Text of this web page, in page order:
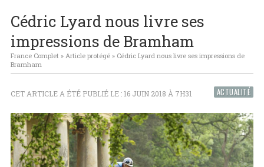
indoor reviennent le 23 Janvier 2027 !
Cédric Lyard nous livre ses
impressions de Bramham
France Complet» Article protégé» Cédric Lyard nous livre ses impressions de
Bramham
ACTUALITÉ
CET ARTICLE A ÉTÉ PUBLIÉ LE : 16 JUIN 2018 À 7H31